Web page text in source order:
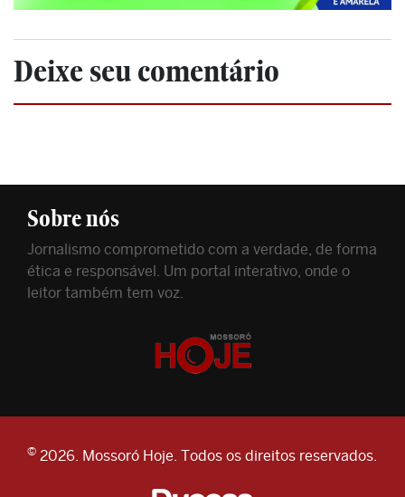
Deixe seu comentário
Sobre nós
Jornalismo comprometido com a verdade, de forma
ética e responsável. Um portal interativo, onde o
leitor também tem voz.
© 2026. Mossoró Hoje. Todos os direitos reservados.